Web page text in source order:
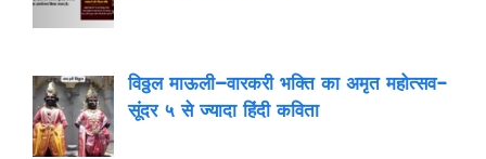
विठ्ठल माऊली–वारकरी भक्ति का अमृत महोत्सव-
सूंदर ५ से ज्यादा हिंदी कविता